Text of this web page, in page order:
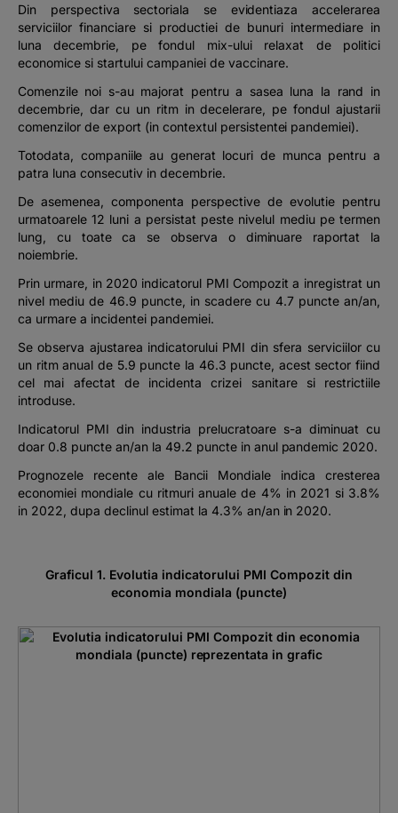
Din perspectiva sectoriala se evidentiaza accelerarea
serviciilor financiare si productiei de bunuri intermediare in
luna decembrie, pe fondul mix-ului relaxat de politici
economice si startului campaniei de vaccinare.
Comenzile noi s-au majorat pentru a sasea luna la rand in
decembrie, dar cu un ritm in decelerare, pe fondul ajustarii
comenzilor de export (in contextul persistentei pandemiei).
Totodata, companiile au generat locuri de munca pentru a
patra luna consecutiv in decembrie.
De asemenea, componenta perspective de evolutie pentru
urmatoarele 12 luni a persistat peste nivelul mediu pe termen
lung, cu toate ca se observa o diminuare raportat la
noiembrie.
Prin urmare, in 2020 indicatorul PMI Compozit a inregistrat un
nivel mediu de 46.9 puncte, in scadere cu 4.7 puncte an/an,
ca urmare a incidentei pandemiei.
Se observa ajustarea indicatorului PMI din sfera serviciilor cu
un ritm anual de 5.9 puncte la 46.3 puncte, acest sector fiind
cel mai afectat de incidenta crizei sanitare si restrictiile
introduse.
Indicatorul PMI din industria prelucratoare s-a diminuat cu
doar 0.8 puncte an/an la 49.2 puncte in anul pandemic 2020.
Prognozele recente ale Bancii Mondiale indica cresterea
economiei mondiale cu ritmuri anuale de 4% in 2021 si 3.8%
in 2022, dupa declinul estimat la 4.3% an/an in 2020.
Graficul 1. Evolutia indicatorului PMI Compozit din
economia mondiala (puncte)